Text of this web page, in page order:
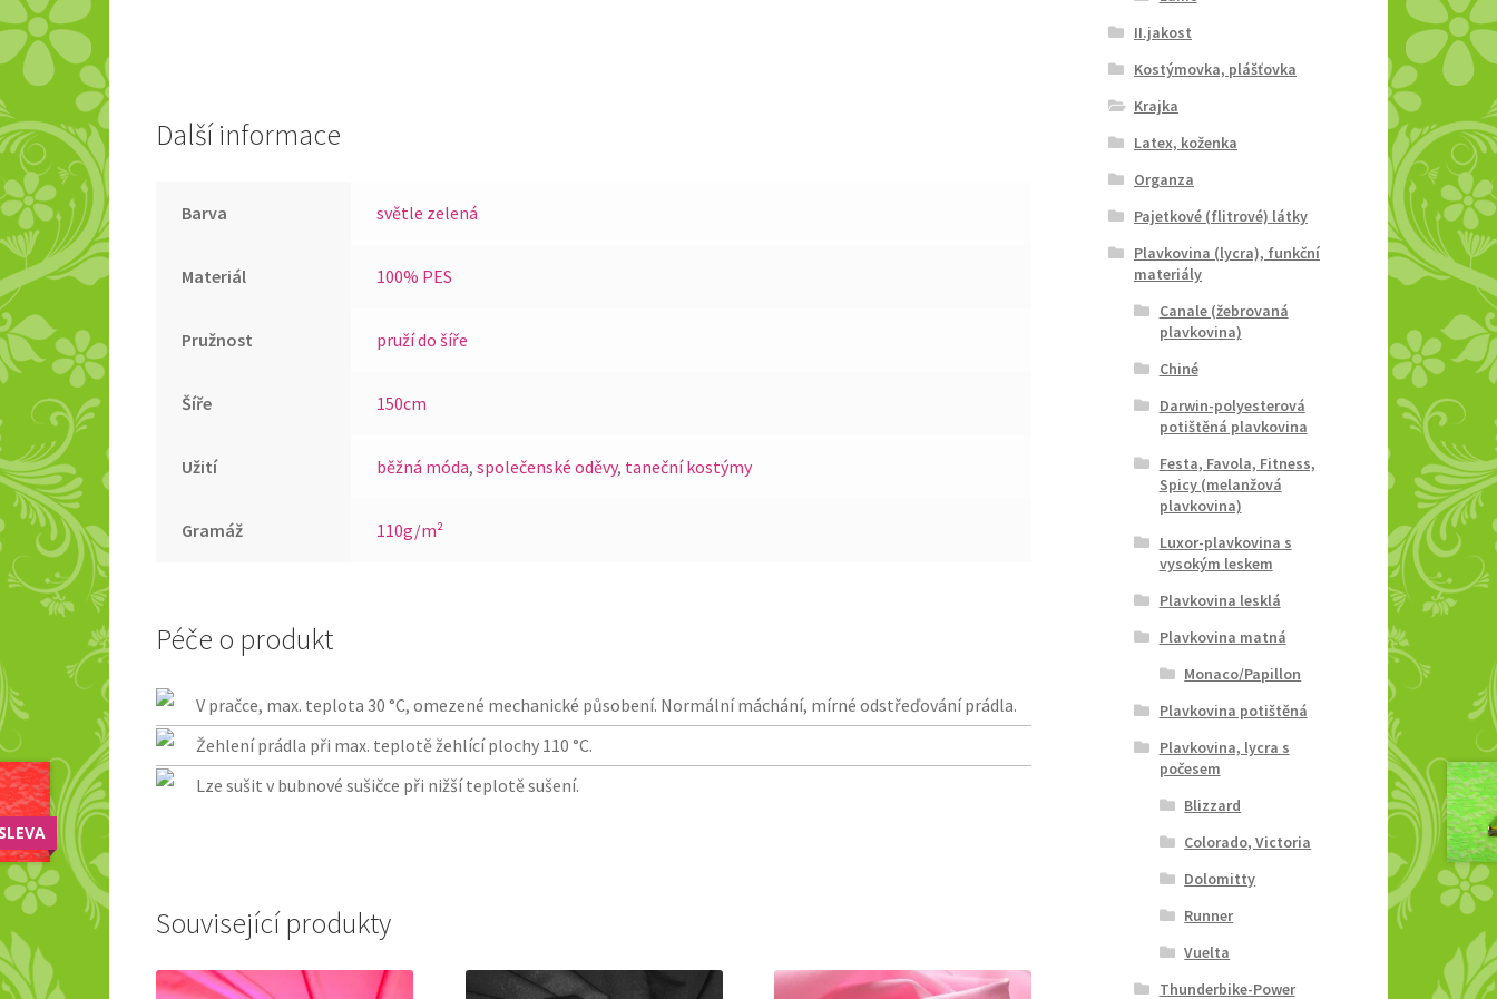
Další informace
Barva světle zelená
Materiál 100% PES
Pružnost pruží do šíře
Šíře 150cm
Užití běžná móda, společenské oděvy, taneční kostýmy
Gramáž 110g/m²
Péče o produkt
V pračce, max. teplota 30 °C, omezené mechanické působení. Normální máchání, mírné odstřeďování prádla.
Žehlení prádla při max. teplotě žehlící plochy 110 °C.
Lze sušit v bubnové sušičce při nižší teplotě sušení.
Související produkty
II.jakost
Kostýmovka, plášťovka
Krajka
Latex, koženka
Organza
Pajetkové (flitrové) látky
Plavkovina (lycra), funkční
materiály
Canale (žebrovaná
plavkovina)
Chiné
Darwin-polyesterová
potištěná plavkovina
Festa, Favola, Fitness,
Spicy (melanžová
plavkovina)
Luxor-plavkovina s
vysokým leskem
Plavkovina lesklá
Plavkovina matná
Monaco/Papillon
Plavkovina potištěná
Plavkovina, lycra s
počesem
Blizzard
Colorado, Victoria
Dolomitty
Runner
Vuelta
Thunderbike-Power